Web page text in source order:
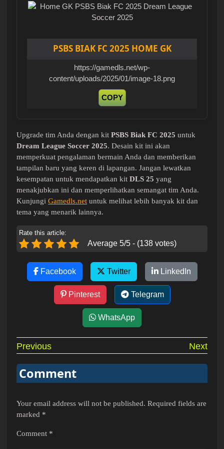
PSBS BIAK FC 2025 HOME GK
https://gamedls.net/wp-
content/uploads/2025/01/image-18.png
COPY
Upgrade tim Anda dengan kit PSBS Biak FC 2025 untuk
Dream League Soccer 2025. Desain kit ini akan
memperkuat pengalaman bermain Anda dan memberikan
tampilan baru yang keren di lapangan. Jangan lewatkan
kesempatan untuk mendapatkan kit DLS 25 yang
menakjubkan ini dan memperlihatkan semangat tim Anda.
Kunjungi Gamedls.net untuk melihat lebih banyak kit dan
tema yang menarik lainnya.
Rate this article:
Average 5/5 - (138 votes)
Facebook Twitter LinkedIn
Pinterest Telegram
WhatsApp
Post
navigation
Previous Next
Comment
Your email address will not be published. Required fields are
marked *
Comment *